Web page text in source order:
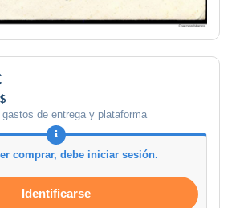
de entrega y plataforma
comprar, debe iniciar sesión.
Identificarse